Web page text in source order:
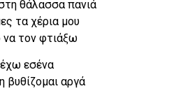
θάλασσα πανιά
τα χέρια μου
να τον φτιάξω
εσένα
βυθίζομαι αργά